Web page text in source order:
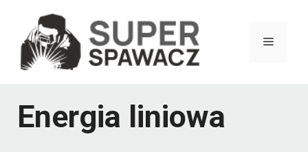
treści
Menu
Energia liniowa